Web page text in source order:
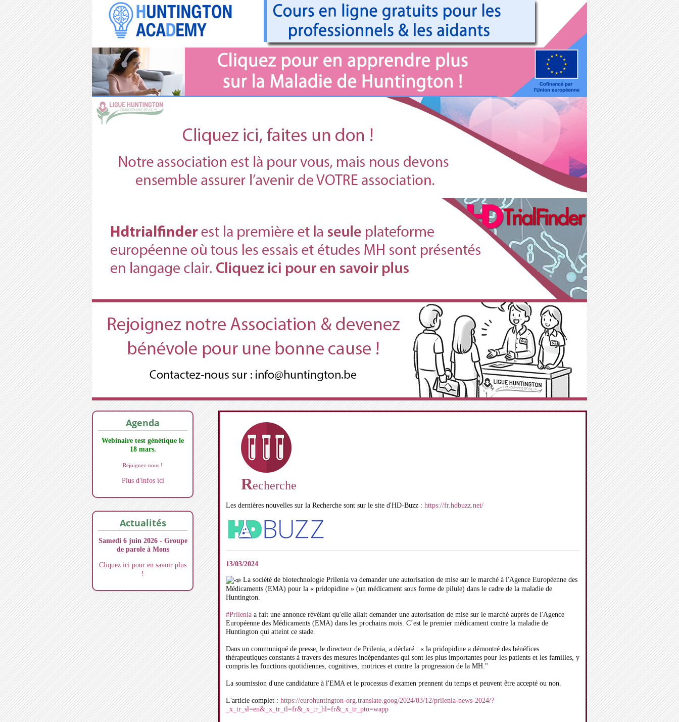
Agenda
Webinaire test génétique le
18 mars.
Rejoignez-nous !
Plus d'infos ici
Actualités
Samedi 6 juin 2026 - Groupe
de parole à Mons
Cliquez ici pour en savoir plus
!
Recherche
Les dernières nouvelles sur la Recherche sont sur le site d'HD-Buzz : https://fr.hdbuzz.net/
13/03/2024
La société de biotechnologie Prilenia va demander une autorisation de mise sur le marché à l'Agence Européenne des
Médicaments (EMA) pour la « pridopidine » (un médicament sous forme de pilule) dans le cadre de la maladie de
Huntington.
#Prilenia a fait une annonce révélant qu'elle allait demander une autorisation de mise sur le marché auprès de l'Agence
Européenne des Médicaments (EMA) dans les prochains mois. C’est le premier médicament contre la maladie de
Huntington qui atteint ce stade.
Dans un communiqué de presse, le directeur de Prilenia, a déclaré : « la pridopidine a démontré des bénéfices
thérapeutiques constants à travers des mesures indépendantes qui sont les plus importantes pour les patients et les familles, y
compris les fonctions quotidiennes, cognitives, motrices et contre la progression de la MH."
La soumission d'une candidature à l'EMA et le processus d'examen prennent du temps et peuvent être accepté ou non.
L'article complet : https://eurohuntington-org.translate.goog/2024/03/12/prilenia-news-2024/?
_x_tr_sl=en&_x_tr_tl=fr&_x_tr_hl=fr&_x_tr_pto=wapp